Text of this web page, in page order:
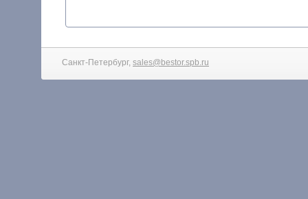
Санкт-Петербург, sales@bestor.spb.ru